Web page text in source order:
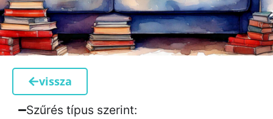
vissza
Szűrés típus szerint:​